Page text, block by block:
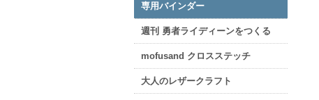
専用バインダー
週刊 勇者ライディーンをつくる
mofusand クロスステッチ
大人のレザークラフト